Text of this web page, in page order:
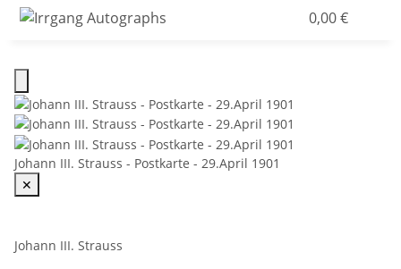
0,00 €
Johann III. Strauss - Postkarte - 29.April 1901
✕
Johann III. Strauss